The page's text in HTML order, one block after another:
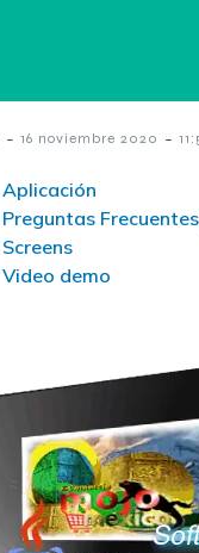
- 16 noviembre 2020 -
Aplicación
Preguntas
Screens
Video demo